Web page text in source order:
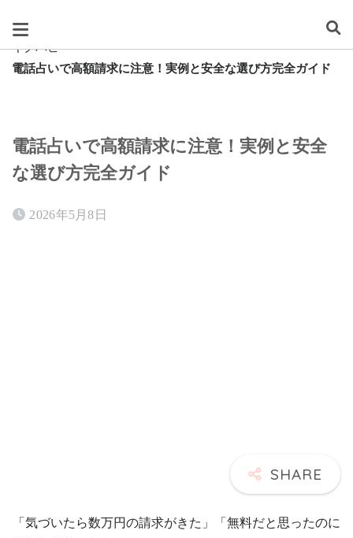
スグレタ
キクハピ
電話占いで高額請求に注意！実例と安全な選び方完全ガイド
電話占いで高額請求に注意！実例と安全
な選び方完全ガイド
2026年5月8日
「気づいたら数万円の請求がきた」「無料だと思ったのに